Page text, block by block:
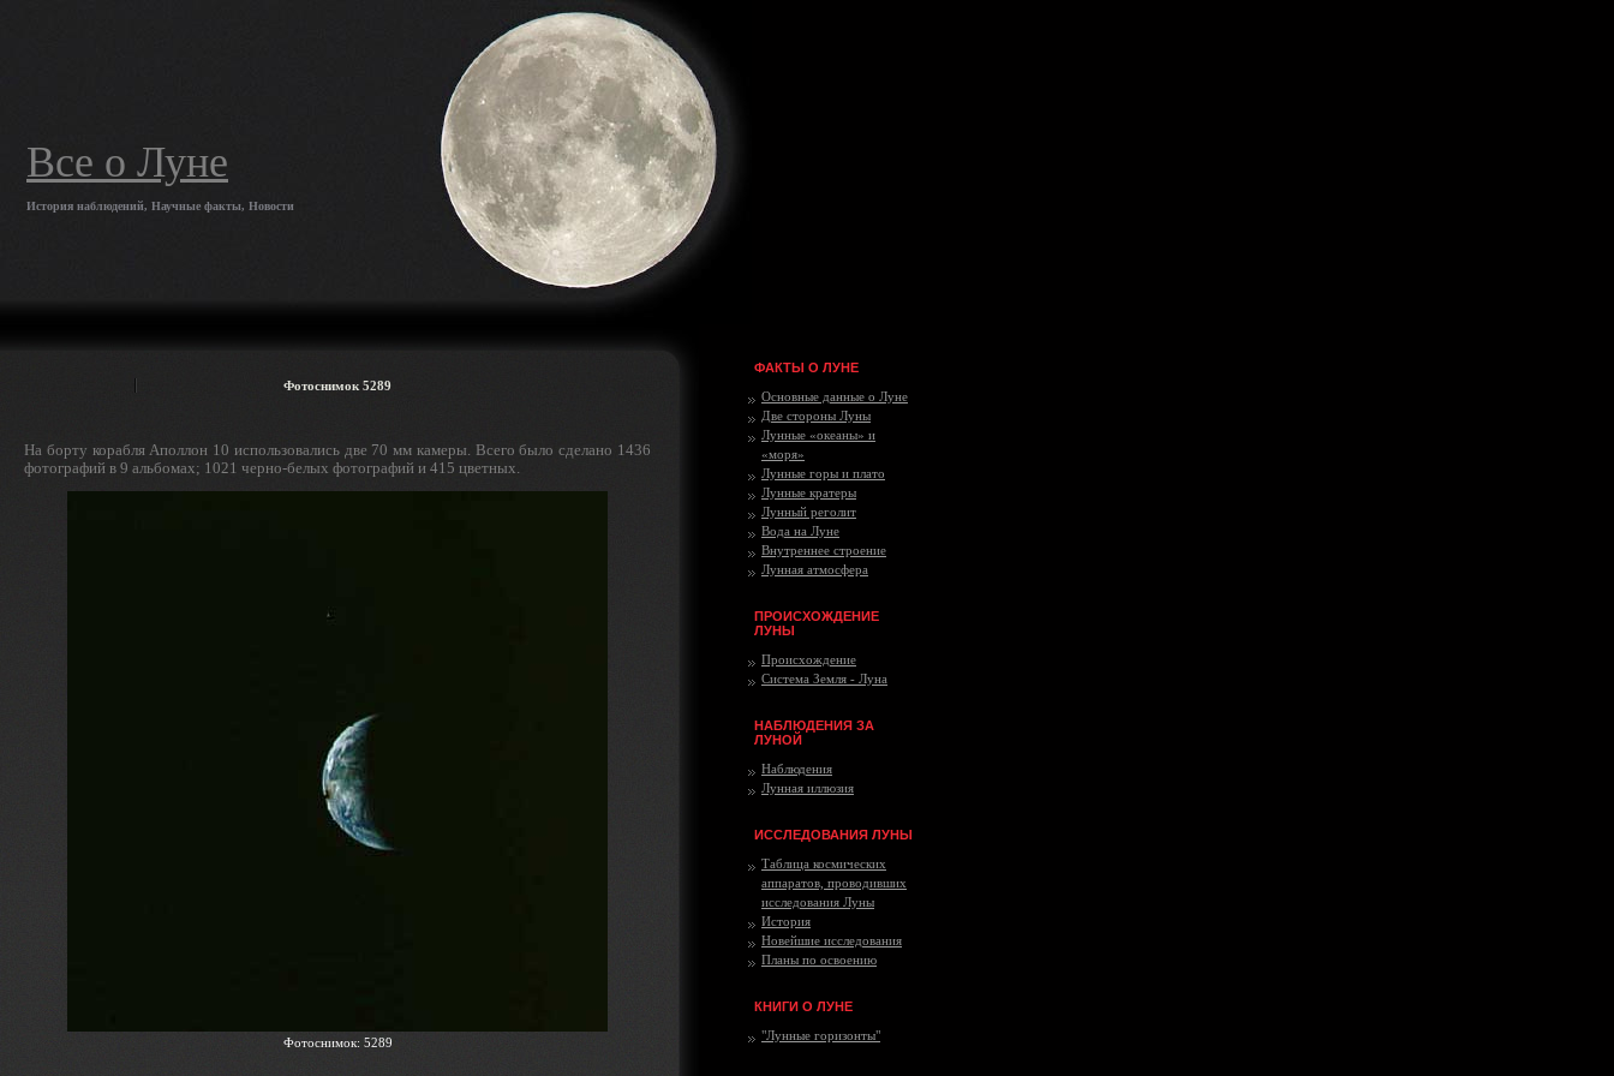
Все о Луне
История наблюдений, Научные факты, Новости
Фотоснимок 5289
На борту корабля Аполлон 10 использовались две 70 мм камеры. Всего было сделано 1436
фотографий в 9 альбомах; 1021 черно-белых фотографий и 415 цветных.
Фотоснимок: 5289
ФАКТЫ О ЛУНЕ
Основные данные о Луне
Две стороны Луны
Лунные «океаны» и
«моря»
Лунные горы и плато
Лунные кратеры
Лунный реголит
Вода на Луне
Внутреннее строение
Лунная атмосфера
ПРОИСХОЖДЕНИЕ
ЛУНЫ
Происхождение
Система Земля - Луна
НАБЛЮДЕНИЯ ЗА
ЛУНОЙ
Наблюдения
Лунная иллюзия
ИССЛЕДОВАНИЯ ЛУНЫ
Таблица космических
аппаратов, проводивших
исследования Луны
История
Новейшие исследования
Планы по освоению
КНИГИ О ЛУНЕ
"Лунные горизонты"